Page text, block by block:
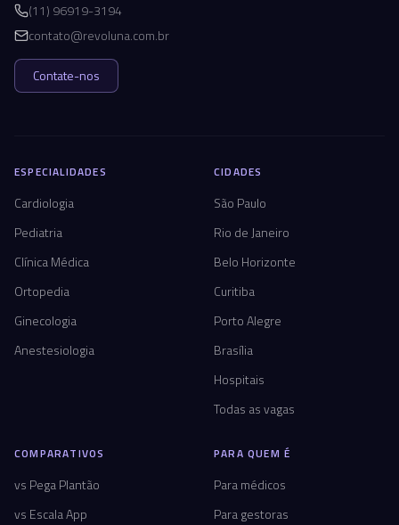
(11) 96919-3194
contato@revoluna.com.br
Contate-nos
ESPECIALIDADES
Cardiologia
Pediatria
Clínica Médica
Ortopedia
Ginecologia
Anestesiologia
CIDADES
São Paulo
Rio de Janeiro
Belo Horizonte
Curitiba
Porto Alegre
Brasília
Hospitais
Todas as vagas
COMPARATIVOS
vs Pega Plantão
vs Escala App
PARA QUEM É
Para médicos
Para gestoras